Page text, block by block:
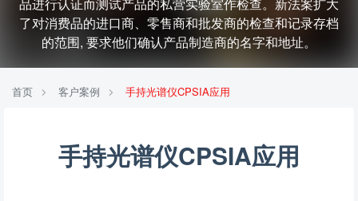
了对消费品的进口商、零售商和批发商的检查和记录存档
的范围, 要求他们确认产品制造商的名字和地址。
首页 客户案例 手持光谱仪CPSIA应用
手持光谱仪CPSIA应用